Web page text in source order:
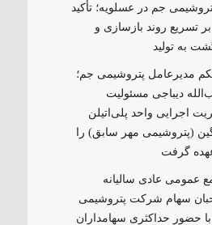
جم در عسلویه؛ تأکید
تسریع روند بازسازی و
به تولید
مدیرعامل پتروشیمی جم؛
دیباجی مسئولیت
اجرایی واحد پلی‌اتیلن
(پتروشیمی مهر سابق) را
گرفت
عمومی عادی سالیانه
سهام شرکت پتروشیمی
حضور حداکثری سهامداران